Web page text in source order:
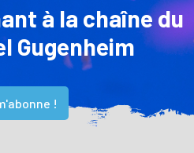
à la chaîne du
Gugenheim
!